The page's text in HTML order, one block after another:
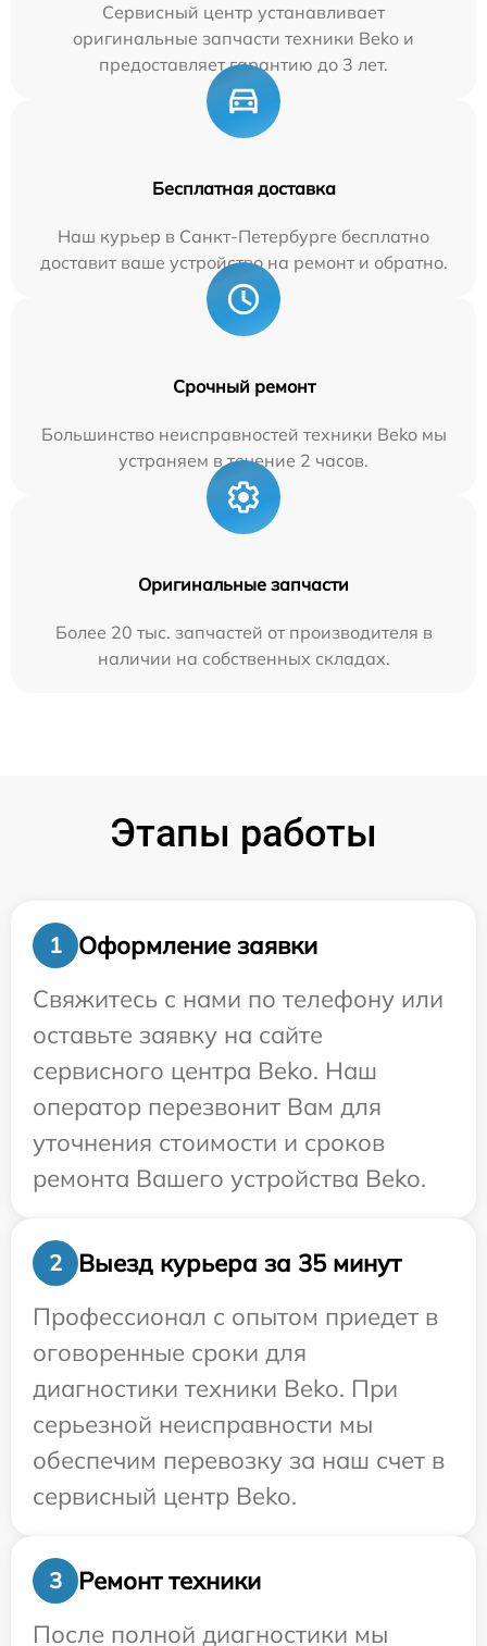
Сервисный центр устанавливает
оригинальные запчасти техники Beko и
предоставляет гарантию до 3 лет.
Бесплатная доставка
Наш курьер в Санкт-Петербурге бесплатно
доставит ваше устройство на ремонт и обратно.
Срочный ремонт
Большинство неисправностей техники Beko мы
устраняем в течение 2 часов.
Оригинальные запчасти
Более 20 тыс. запчастей от производителя в
наличии на собственных складах.
Этапы работы
1
Оформление заявки
Свяжитесь с нами по телефону или
оставьте заявку на сайте
сервисного центра Beko. Наш
оператор перезвонит Вам для
уточнения стоимости и сроков
ремонта Вашего устройства Beko.
2
Выезд курьера за 35 минут
Профессионал с опытом приедет в
оговоренные сроки для
диагностики техники Beko. При
серьезной неисправности мы
обеспечим перевозку за наш счет в
сервисный центр Beko.
3
Ремонт техники
После полной диагностики мы